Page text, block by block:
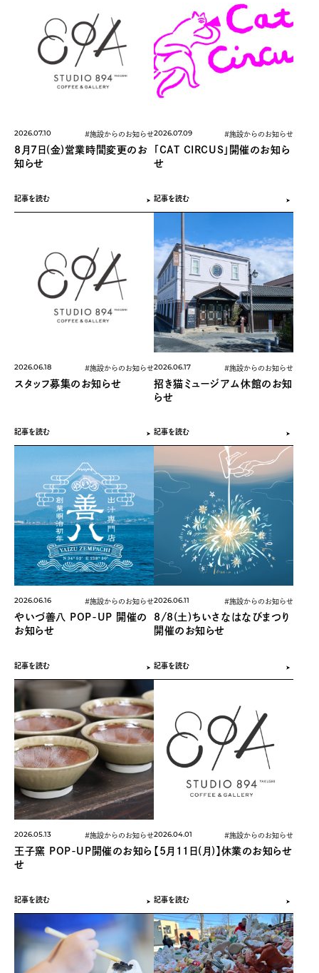
2026.07.10 #施設からのお知らせ
8月7日(金)営業時間変更のお
知らせ
記事を読む
2026.07.09 #施設からのお知らせ
「CAT CIRCUS」開催のお知ら
せ
記事を読む
2026.06.18 #施設からのお知らせ
スタッフ募集のお知らせ
記事を読む
2026.06.17 #施設からのお知らせ
招き猫ミュージアム休館のお知
らせ
記事を読む
2026.06.16 #施設からのお知らせ
やいづ善八 POP-UP 開催の
お知らせ
記事を読む
2026.06.11 #施設からのお知らせ
8/8(土)ちいさなはなびまつり
開催のお知らせ
記事を読む
2026.05.13 #施設からのお知らせ
王子窯 POP-UP開催のお知ら
せ
記事を読む
2026.04.01 #施設からのお知らせ
【5月11日(月)】休業のお知らせ
記事を読む